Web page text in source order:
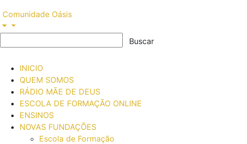
Comunidade Oásis
INICIO
QUEM SOMOS
RÁDIO MÃE DE DEUS
ESCOLA DE FORMAÇÃO ONLINE
ENSINOS
NOVAS FUNDAÇÕES
Escola de Formação